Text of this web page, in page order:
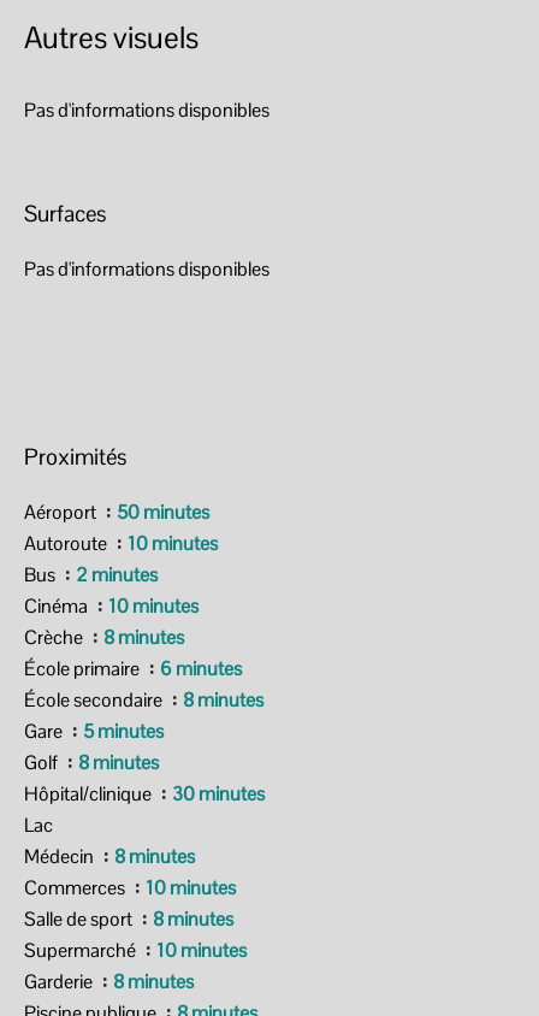
Autres visuels
Pas d'informations disponibles
Surfaces
Pas d'informations disponibles
Proximités
Aéroport
50 minutes
Autoroute
10 minutes
Bus
2 minutes
Cinéma
10 minutes
Crèche
8 minutes
École primaire
6 minutes
École secondaire
8 minutes
Gare
5 minutes
Golf
8 minutes
Hôpital/clinique
30 minutes
Lac
Médecin
8 minutes
Commerces
10 minutes
Salle de sport
8 minutes
Supermarché
10 minutes
Garderie
8 minutes